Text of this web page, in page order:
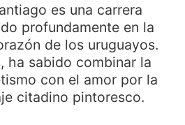
es una carrera
profundamente en la
de los uruguayos.
ha sabido combinar la
con el amor por la
citadino pintoresco.